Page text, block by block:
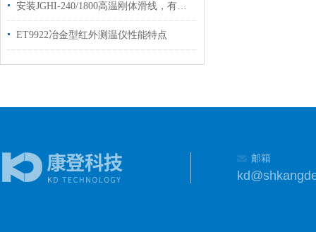
安装JGHI-240/1800高温刚体滑线，有那些附件？
ET9922冶金型红外测温仪性能特点
邮箱